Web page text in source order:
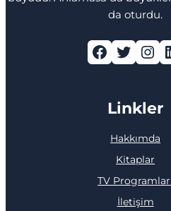
da oturdu.
Facebook Twitter Instagram
Linkler
Hakkımda
Kitaplar
TV
İletişim